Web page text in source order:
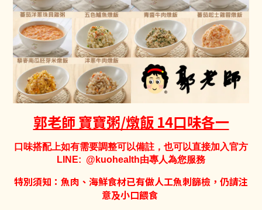
郭老師 寶寶粥/燉飯 14口味各一
口味搭配上如有需要調整可以備註，也可以直接加入官方
LINE: @kuohealth由專人為您服務
特別須知：魚肉、海鮮食材已有做人工魚刺篩檢，仍請注
意及小口餵食